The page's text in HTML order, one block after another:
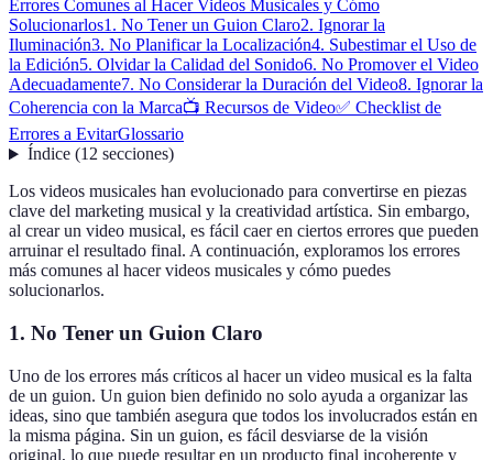
Errores Comunes al Hacer Videos Musicales y Cómo
Solucionarlos1. No Tener un Guion Claro2. Ignorar la
Iluminación3. No Planificar la Localización4. Subestimar el Uso de
la Edición5. Olvidar la Calidad del Sonido6. No Promover el Video
Adecuadamente7. No Considerar la Duración del Video8. Ignorar la
Coherencia con la Marca📺 Recursos de Video✅ Checklist de
Errores a EvitarGlossario
Índice(12 secciones)
Los videos musicales han evolucionado para convertirse en piezas
clave del marketing musical y la creatividad artística. Sin embargo,
al crear un video musical, es fácil caer en ciertos errores que pueden
arruinar el resultado final. A continuación, exploramos los errores
más comunes al hacer videos musicales y cómo puedes
solucionarlos.
1. No Tener un Guion Claro
Uno de los errores más críticos al hacer un video musical es la falta
de un guion. Un guion bien definido no solo ayuda a organizar las
ideas, sino que también asegura que todos los involucrados están en
la misma página. Sin un guion, es fácil desviarse de la visión
original, lo que puede resultar en un producto final incoherente y